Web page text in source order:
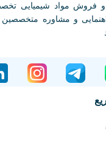
و فروش مواد شیمیایی
و مشاوره متخصصین